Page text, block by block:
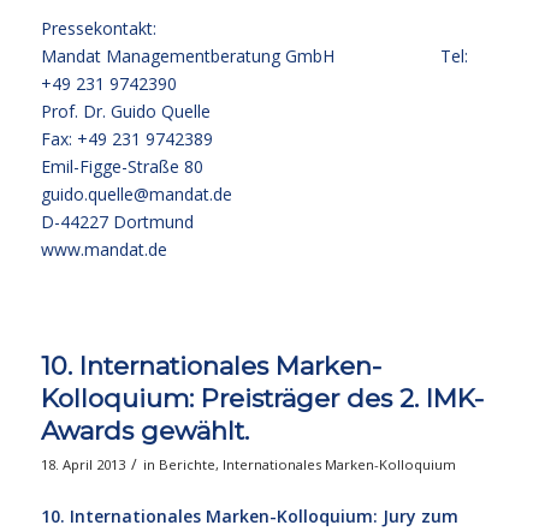
Pressekontakt:
Mandat Managementberatung GmbH Tel:
+49 231 9742390
Prof. Dr. Guido Quelle
Fax: +49 231 9742389
Emil-Figge-Straße 80
guido.quelle@mandat.de
D-44227 Dortmund
www.mandat.de
10. Internationales Marken-
Kolloquium: Preisträger des 2. IMK-
Awards gewählt.
18. April 2013 / in Berichte, Internationales Marken-Kolloquium
10. Internationales Marken-Kolloquium: Jury zum